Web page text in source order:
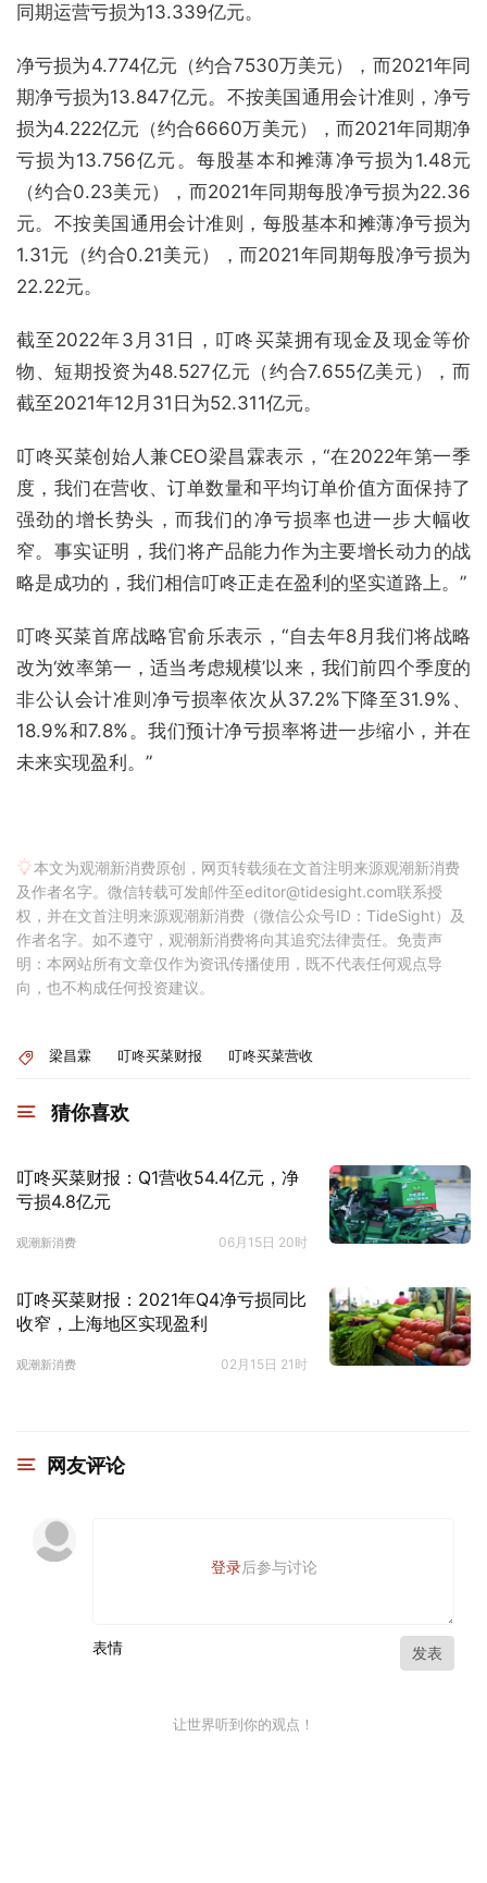
同期运营亏损为13.339亿元。
净亏损为4.774亿元（约合7530万美元），而2021年同
期净亏损为13.847亿元。不按美国通用会计准则，净亏
损为4.222亿元（约合6660万美元），而2021年同期净
亏损为13.756亿元。每股基本和摊薄净亏损为1.48元
（约合0.23美元），而2021年同期每股净亏损为22.36
元。不按美国通用会计准则，每股基本和摊薄净亏损为
1.31元（约合0.21美元），而2021年同期每股净亏损为
22.22元。
截至2022年3月31日，叮咚买菜拥有现金及现金等价
物、短期投资为48.527亿元（约合7.655亿美元），而
截至2021年12月31日为52.311亿元。
叮咚买菜创始人兼CEO梁昌霖表示，“在2022年第一季
度，我们在营收、订单数量和平均订单价值方面保持了
强劲的增长势头，而我们的净亏损率也进一步大幅收
窄。事实证明，我们将产品能力作为主要增长动力的战
略是成功的，我们相信叮咚正走在盈利的坚实道路上。”
叮咚买菜首席战略官俞乐表示，“自去年8月我们将战略
改为‘效率第一，适当考虑规模’以来，我们前四个季度的
非公认会计准则净亏损率依次从37.2%下降至31.9%、
18.9%和7.8%。我们预计净亏损率将进一步缩小，并在
未来实现盈利。”
本文为观潮新消费原创，网页转载须在文首注明来源观潮新消费
及作者名字。微信转载可发邮件至editor@tidesight.com联系授
权，并在文首注明来源观潮新消费（微信公众号ID：TideSight）及
作者名字。如不遵守，观潮新消费将向其追究法律责任。免责声
明：本网站所有文章仅作为资讯传播使用，既不代表任何观点导
向，也不构成任何投资建议。
梁昌霖 叮咚买菜财报 叮咚买菜营收
猜你喜欢
叮咚买菜财报：Q1营收54.4亿元，净
亏损4.8亿元
观潮新消费 06月15日 20时
叮咚买菜财报：2021年Q4净亏损同比
收窄，上海地区实现盈利
观潮新消费 02月15日 21时
网友评论
登录后参与讨论
表情 发表
让世界听到你的观点！